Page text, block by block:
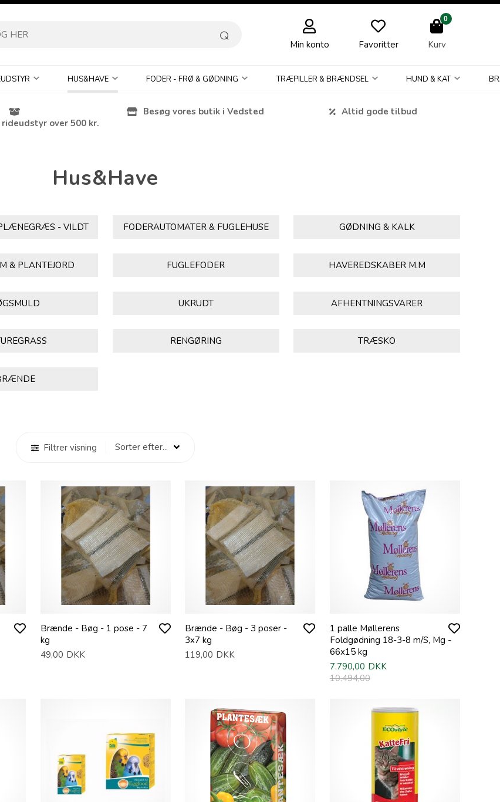
Min konto Favoritter
0
Kurv
HUS&HAVE FODER - FRØ & GØDNING TRÆPILLER & BRÆNDSEL HUND & KAT
over 500 kr.
Besøg vores butik i Vedsted Altid gode tilbud
Hus&Have
- VILDT FODERAUTOMATER & FUGLEHUSE GØDNING & KALK
& PLANTEJORD FUGLEFODER HAVEREDSKABER M.M
UKRUDT AFHENTNINGSVARER
RENGØRING TRÆSKO
Filtrer visning
Brænde - Bøg - 1 pose - 7
kg
49,00 DKK
Brænde - Bøg - 3 poser -
3x7 kg
119,00 DKK
1 palle Møllerens
Foldgødning 18-3-8 m/S, Mg -
66x15 kg
7.790,00 DKK
10.494,00